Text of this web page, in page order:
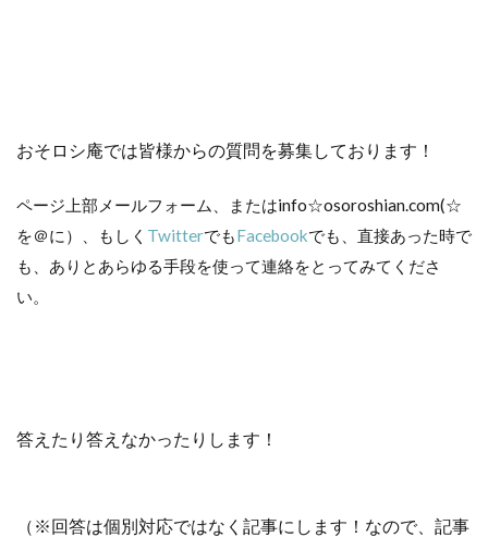
おそロシ庵では皆様からの質問を募集しております！
ページ上部メールフォーム、またはinfo☆osoroshian.com(☆
を＠に）、もしく TwitterでもFacebookでも、直接あった時で
も、ありとあらゆる手段を使って連絡をとってみてくださ
い。
答えたり答えなかったりします！
（※回答は個別対応ではなく記事にします！なので、記事